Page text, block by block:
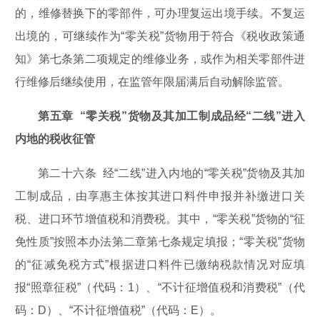
的，维修替换下的零部件，可办理复运出境手续。不复运
出境的，可继续作为“零关税”货物用于符合《税收政策通
知》第七条第二项规定的维修业务，或作为相关零部件进
行维修后继续使用，在监管年限届满后自动解除监管。
第五章 “零关税”货物及其加工制成品经“二线”进入
内地的税收征管
第二十六条 经“二线”进入内地的“零关税”货物及其加
工制成品，由享惠主体按其进口料件申报并补缴进口关
税、进口环节增值税和消费税。其中，“零关税”货物的“征
免性质”按照本办法第二章第七条规定填报；“零关税”货物
的“征减免税方式”根据进口料件已缴纳税款情况对应填
报“照章征税”（代码：1）、“不计征增值税和消费税”（代
码：D）、“不计征增值税”（代码：E）。